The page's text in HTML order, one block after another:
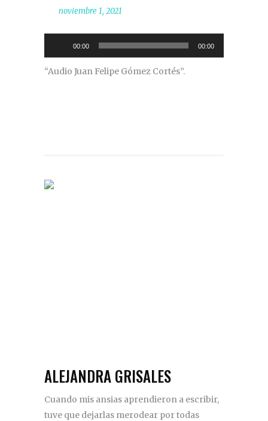
noviembre 1, 2021
de
audio
00:00 00:00
“Audio Juan Felipe Gómez Cortés”.
ALEJANDRA GRISALES
Cuando mis ansias aprendieron a escribir,
tuve que dejarlas merodear por todas